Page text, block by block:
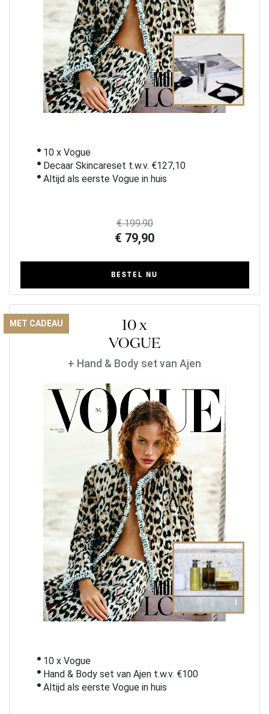
i
10 x Vogue
Decaar Skincareset t.w.v. €127,10
Altijd als eerste Vogue in huis
€ 199.90
€ 79,90
BESTEL NU
10 x
VOGUE
MET CADEAU
+ Hand & Body set van Ajen
i
10 x Vogue
Hand & Body set van Ajen t.w.v. €100
Altijd als eerste Vogue in huis